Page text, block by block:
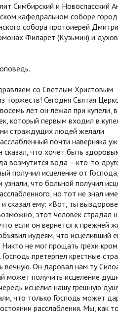
Симбирский и Новоспасский
кафедральном соборе
собора протоиерей
Филарет (Кузьмин) и
со Светлым Христовым
торжеств! Сегодня Святая
лет он лежал при купели, в
который первым входил в
страждущих людей желали
почти наверняка
сказал, что хочет быть
возмутится вода – кто-то
получил исцеление от
что больной получил
но тот не знал
сказал ему: «Вот, ты
этот человек страдал
если он вернется к прежней
иудеям, что исцеливший
не мог прощать грехи
претерпел крестные
вечную. Он даровал нам ту
может получить исцеление
исцелил нашу грешную
что только Господь может
расслабления. Мы, как